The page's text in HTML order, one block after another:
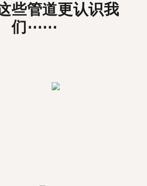
些管道更认识我
们⋯⋯